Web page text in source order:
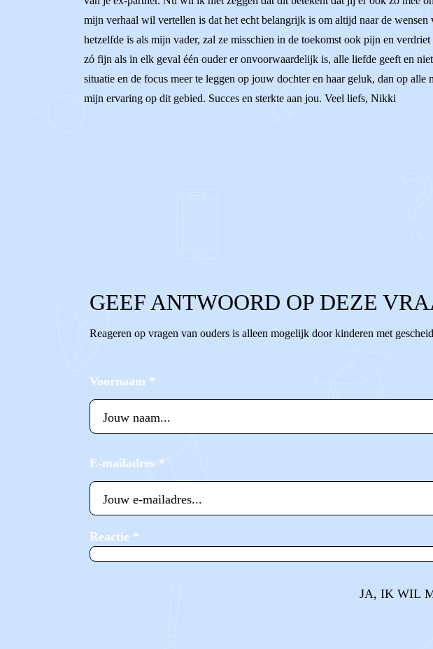
mijn verhaal wil vertellen is dat het echt belangrijk is om altijd naar de
hetzelfde is als mijn vader, zal ze misschien in de toekomst ook pijn en
zó fijn als in elk geval één ouder er onvoorwaardelijk is, alle liefde geeft en
situatie en de focus meer te leggen op jouw dochter en haar geluk, dan op
mijn ervaring op dit gebied. Succes en sterkte aan jou. Veel liefs, Nikki
GEEF ANTWOORD OP DEZE
Reageren op vragen van ouders is alleen mogelijk door kinderen met
Voornaam *
E-mailadres *
Reactie *
JA, IK WIL